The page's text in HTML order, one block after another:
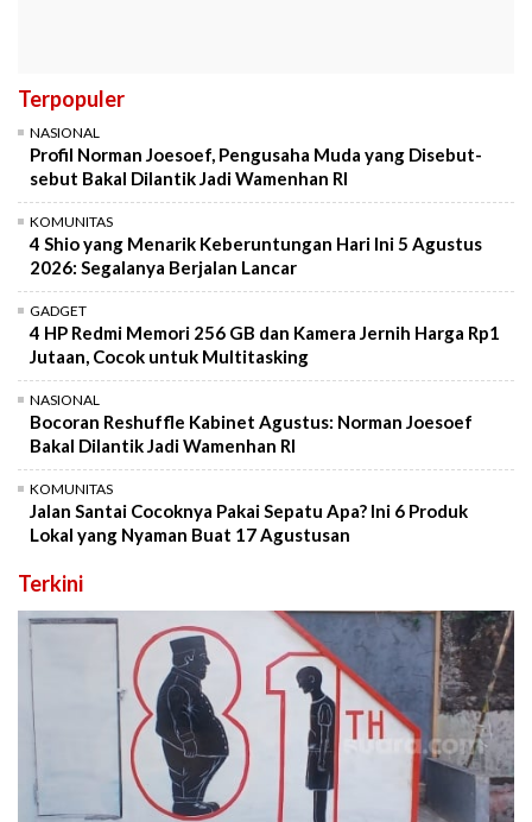
Terpopuler
NASIONAL
Profil Norman Joesoef, Pengusaha Muda yang Disebut-
sebut Bakal Dilantik Jadi Wamenhan RI
KOMUNITAS
4 Shio yang Menarik Keberuntungan Hari Ini 5 Agustus
2026: Segalanya Berjalan Lancar
GADGET
4 HP Redmi Memori 256 GB dan Kamera Jernih Harga Rp1
Jutaan, Cocok untuk Multitasking
NASIONAL
Bocoran Reshuffle Kabinet Agustus: Norman Joesoef
Bakal Dilantik Jadi Wamenhan RI
KOMUNITAS
Jalan Santai Cocoknya Pakai Sepatu Apa? Ini 6 Produk
Lokal yang Nyaman Buat 17 Agustusan
Terkini